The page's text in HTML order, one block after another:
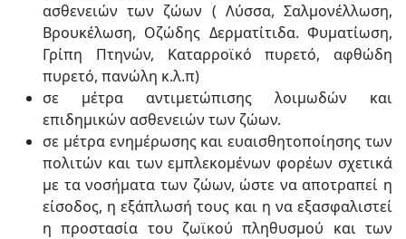
ασθενειών των ζώων ( Λύσσα, Σαλμονέλλωση,
Βρουκέλωση, Οζώδης Δερματίτιδα. Φυματίωση,
Γρίπη Πτηνών, Καταρροϊκό πυρετό, αφθώδη
πυρετό, πανώλη κ.λ.π)
σε μέτρα αντιμετώπισης λοιμωδών και
επιδημικών ασθενειών των ζώων.
σε μέτρα ενημέρωσης και ευαισθητοποίησης των
πολιτών και των εμπλεκομένων φορέων σχετικά
με τα νοσήματα των ζώων, ώστε να αποτραπεί η
είσοδος, η εξάπλωσή τους και η να εξασφαλιστεί
η προστασία του ζωϊκού πληθυσμού και των